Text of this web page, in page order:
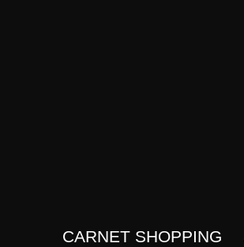
CARNET SHOPPING